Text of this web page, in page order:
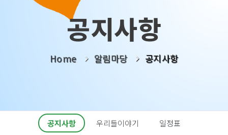
공지사항
Home 알림마당 공지사항
공지사항 우리들이야기 일정표